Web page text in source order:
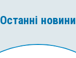
Останні новини